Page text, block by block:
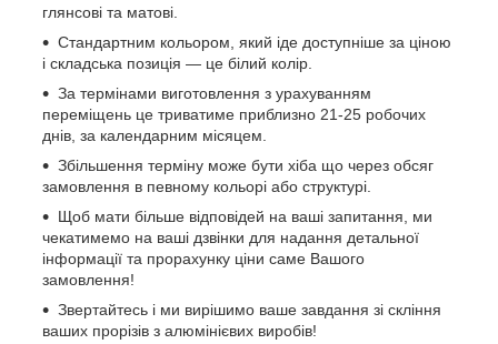
глянсові та матові.
Стандартним кольором, який іде доступніше за ціною
і складська позиція — це білий колір.
За термінами виготовлення з урахуванням
переміщень це триватиме приблизно 21-25 робочих
днів, за календарним місяцем.
Збільшення терміну може бути хіба що через обсяг
замовлення в певному кольорі або структурі.
Щоб мати більше відповідей на ваші запитання, ми
чекатимемо на ваші дзвінки для надання детальної
інформації та прорахунку ціни саме Вашого
замовлення!
Звертайтесь і ми вирішимо ваше завдання зі скління
ваших прорізів з алюмінієвих виробів!